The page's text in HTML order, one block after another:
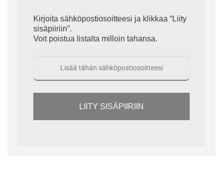
Kirjoita sähköpostiosoitteesi ja klikkaa “Liity
sisäpiiriin”.
Voit poistua listalta milloin tahansa.
LIITY SISÄPIIRIIN